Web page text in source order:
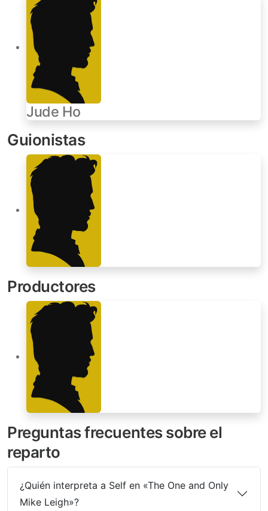
Jude Ho
Guionistas
Productores
Preguntas frecuentes sobre el
reparto
¿Quién interpreta a Self en «The One and Only
Mike Leigh»?